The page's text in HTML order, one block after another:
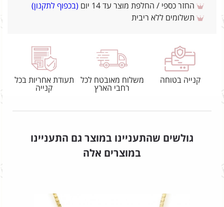
החזר כספי / החלפת מוצר עד 14 יום
(בכפוף לתקנון)
תשלומים ללא ריבית
קנייה בטוחה
משלוח מאובטח לכל
רחבי הארץ
תעודת אחריות בכל
קנייה
גולשים שהתעניינו במוצר גם התעניינו
במוצרים אלה